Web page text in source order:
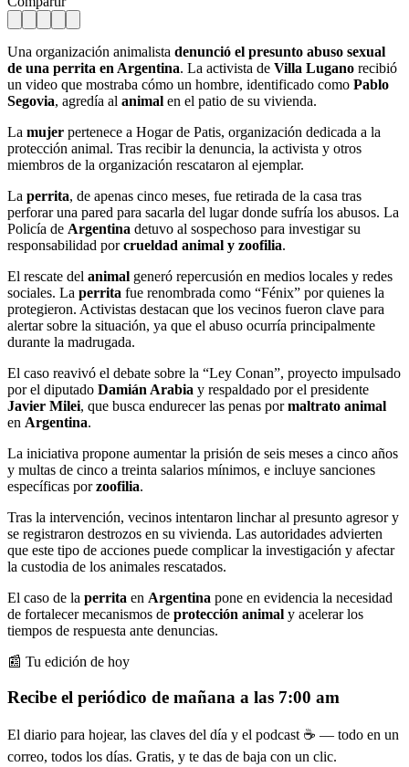
Una organización animalista denunció el presunto abuso sexual
de una perrita en Argentina. La activista de Villa Lugano recibió
un video que mostraba cómo un hombre, identificado como Pablo
Segovia, agredía al animal en el patio de su vivienda.
La mujer pertenece a Hogar de Patis, organización dedicada a la
protección animal. Tras recibir la denuncia, la activista y otros
miembros de la organización rescataron al ejemplar.
La perrita, de apenas cinco meses, fue retirada de la casa tras
perforar una pared para sacarla del lugar donde sufría los abusos. La
Policía de Argentina detuvo al sospechoso para investigar su
responsabilidad porcrueldad animal y zoofilia.
El rescate del animal generó repercusión en medios locales y redes
sociales. La perrita fue renombrada como “Fénix” por quienes la
protegieron. Activistas destacan que los vecinos fueron clave para
alertar sobre la situación, ya que el abuso ocurría principalmente
durante la madrugada.
El caso reavivó el debate sobre la “Ley Conan”, proyecto impulsado
por el diputado Damián Arabia y respaldado por el presidente
Javier Milei, que busca endurecer las penas pormaltrato animal
en Argentina.
La iniciativa propone aumentar la prisión de seis meses a cinco años
y multas de cinco a treinta salarios mínimos, e incluye sanciones
específicas porzoofilia.
Tras la intervención, vecinos intentaron linchar al presunto agresor y
se registraron destrozos en su vivienda. Las autoridades advierten
que este tipo de acciones puede complicar la investigación y afectar
la custodia de los animales rescatados.
El caso de la perrita en Argentina pone en evidencia la necesidad
de fortalecer mecanismos de protección animal y acelerar los
tiempos de respuesta ante denuncias.
📰 Tu edición de hoy
Recibe el periódico de mañana a las 7:00 am
El diario para hojear, las claves del día y el podcast ☕ — todo en un
correo, todos los días. Gratis, y te das de baja con un clic.